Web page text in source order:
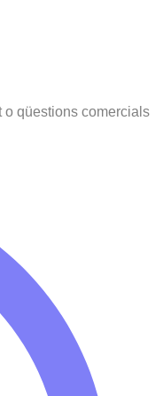
o qüestions comercials